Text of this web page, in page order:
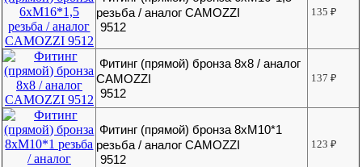
резьба / аналог CAMOZZI
9512
135₽
Фитинг (прямой) бронза 8х8 / аналог
CAMOZZI
9512
137₽
Фитинг (прямой) бронза 8хМ10*1
резьба / аналог CAMOZZI
9512
123₽